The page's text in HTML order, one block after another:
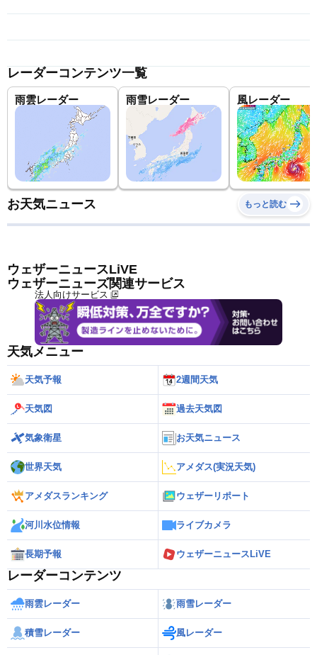
レーダーコンテンツ一覧
雨雲レーダー 雨雪レーダー 風レーダー
お天気ニュース もっと読む
ウェザーニュースLiVE
ウェザーニューズ関連サービス
法人向けサービス
天気メニュー
天気予報 2週間天気
天気図 過去天気図
気象衛星 お天気ニュース
世界天気 アメダス(実況天気)
アメダスランキング ウェザーリポート
河川水位情報 ライブカメラ
長期予報 ウェザーニュースLiVE
レーダーコンテンツ
雨雲レーダー 雨雪レーダー
積雪レーダー 風レーダー